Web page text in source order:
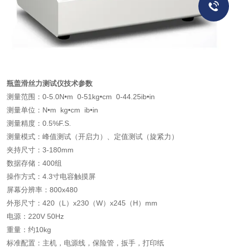
瓶盖滑丝力测试仪技术参数
测量范围：0-5.0N•m 0-51kg•cm 0-44.25ib•in
测量单位：N•m kg•cm ib•in
测量精度：0.5%F.S.
测量模式：峰值测试（开启力）、定值测试（旋紧力）
夹持尺寸：3-180mm
数据存储：400组
操作方式：4.3寸电容触摸屏
屏幕分辨率：800x480
外形尺寸：420（L）x230（W）x245（H）mm
电源：220V 50Hz
重量：约10kg
标准配置：主机，电源线，保险管，扳手，打印纸